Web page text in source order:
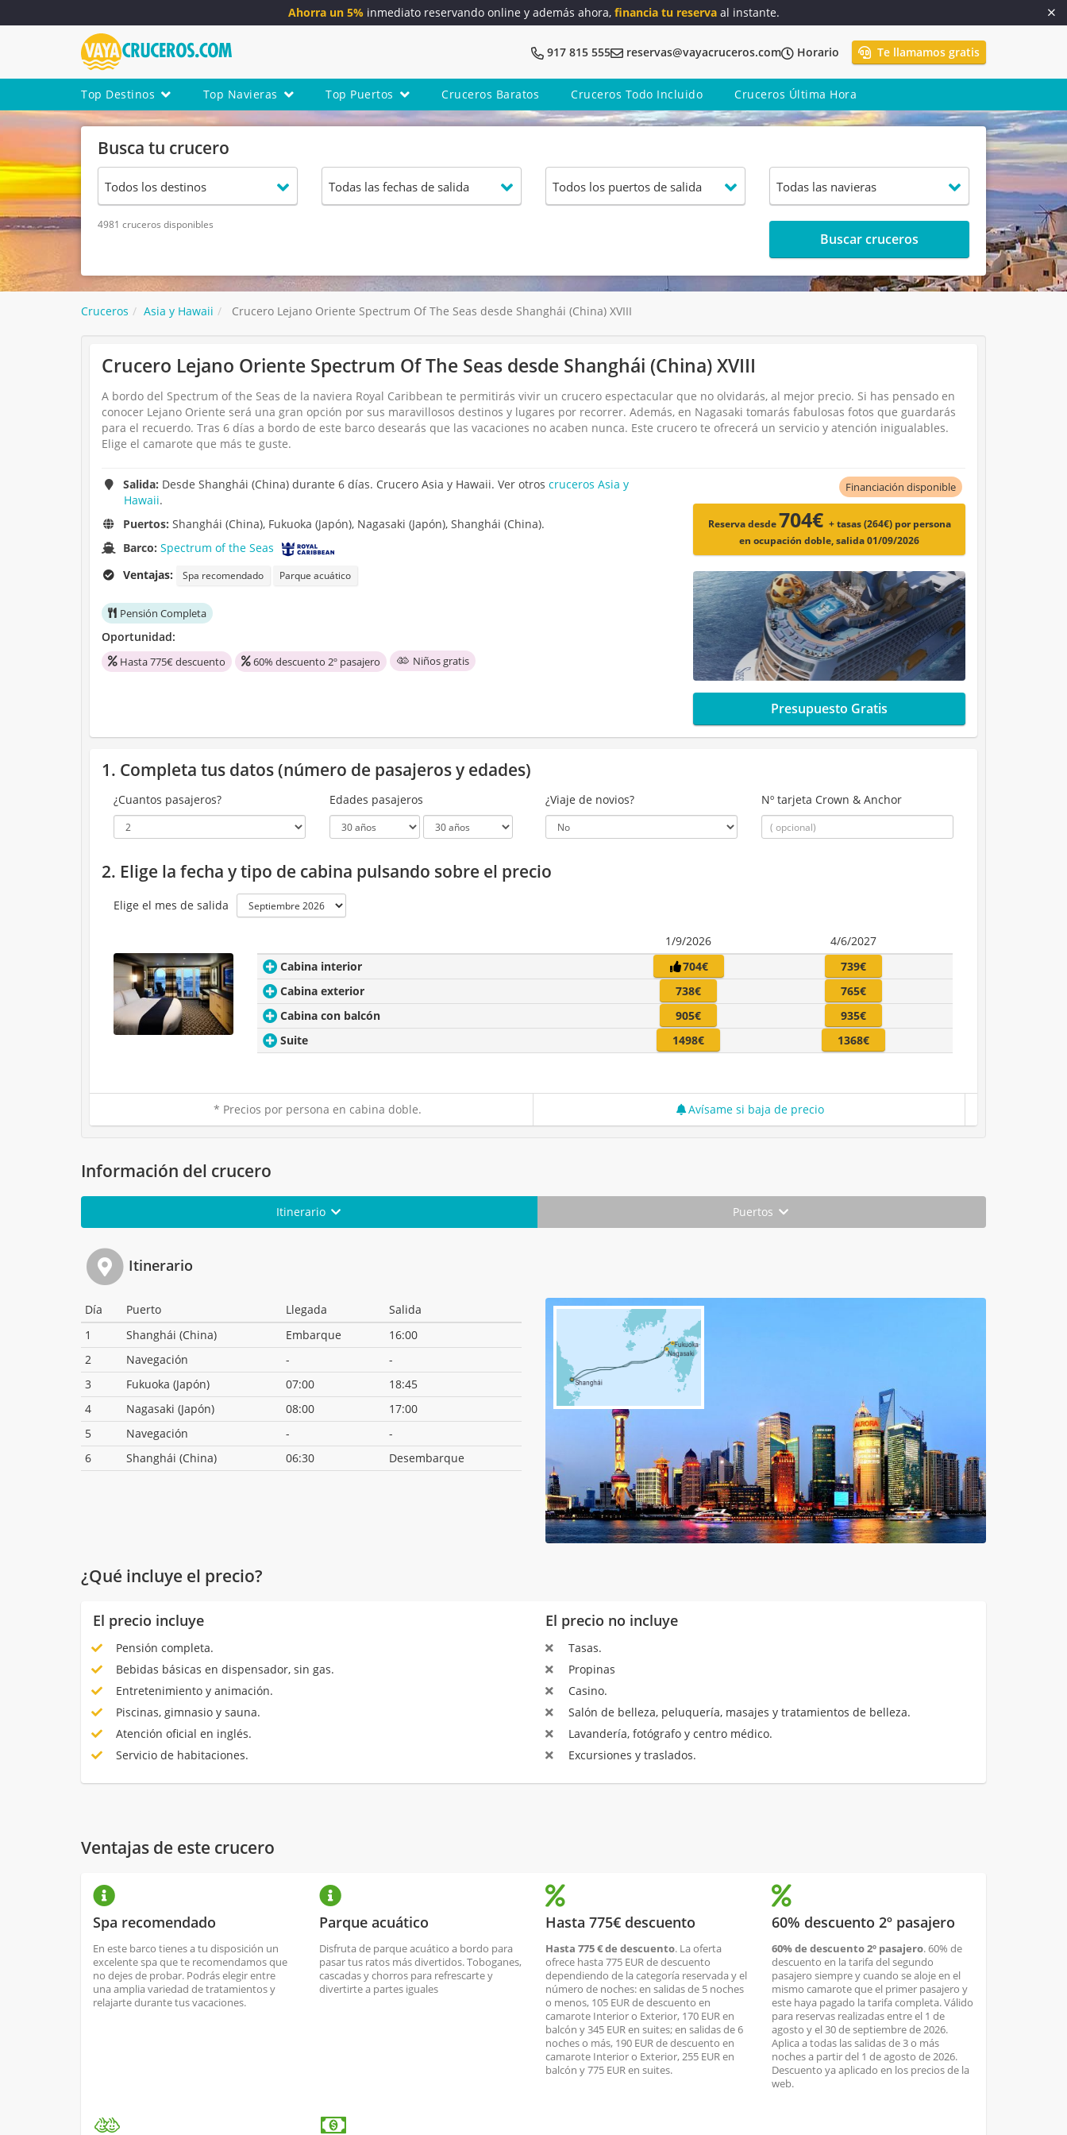
Ahorra un 5%inmediato reservando online y además ahora, financia tu reservaal instante.
917 815 555 reservas@vayacruceros.com Horario Te llamamos gratis
Top Destinos Top Navieras Top Puertos Cruceros Baratos Cruceros Todo Incluido Cruceros Última Hora
Busca tu crucero
4981 cruceros disponibles
Buscar cruceros
Cruceros Asia y Hawaii Crucero Lejano Oriente Spectrum Of The Seas desde Shanghái (China) XVIII
Crucero Lejano Oriente Spectrum Of The Seas desde Shanghái (China) XVIII
A bordo del Spectrum of the Seas de la naviera Royal Caribbean te permitirás vivir un crucero espectacular que no olvidarás, al mejor precio. Si has pensado en
conocer Lejano Oriente será una gran opción por sus maravillosos destinos y lugares por recorrer. Además, en Nagasaki tomarás fabulosas fotos que guardarás
para el recuerdo. Tras 6 días a bordo de este barco desearás que las vacaciones no acaben nunca. Este crucero te ofrecerá un servicio y atención inigualables.
Elige el camarote que más te guste.
Salida: Desde Shanghái (China) durante 6 días. Crucero Asia y Hawaii. Ver otroscruceros Asia y
Hawaii.
Puertos: Shanghái (China), Fukuoka (Japón), Nagasaki (Japón), Shanghái (China).
Barco:Spectrum of the Seas
Ventajas:
Spa recomendado Parque acuático
Pensión Completa
Oportunidad:
Hasta 775€ descuento 60% descuento 2º pasajero Niños gratis
Financiación disponible
Reserva desde704€ + tasas (264€) por persona
en ocupación doble, salida 01/09/2026
Presupuesto Gratis
1. Completa tus datos (número de pasajeros y edades)
¿Cuantos pasajeros? Edades pasajeros ¿Viaje de novios? Nº tarjeta Crown & Anchor
2. Elige la fecha y tipo de cabina pulsando sobre el precio
Elige el mes de salida
1/9/2026
4/6/2027
Cabina interior
704€
739€
Cabina exterior
738€
765€
Cabina con balcón
905€
935€
Suite
1498€ 1368€
* Precios por persona en cabina doble. Avísame si baja de precio
Información del crucero
Itinerario Puertos
Itinerario
Día Puerto Llegada
Salida
1
Shanghái (China) Embarque
16:00
2
Navegación -
-
3
Fukuoka (Japón) 07:00
18:45
4
Nagasaki (Japón) 08:00
17:00
5
Navegación -
-
6
Shanghái (China) 06:30 Desembarque
¿Qué incluye el precio?
El precio incluye
Pensión completa.
Bebidas básicas en dispensador, sin gas.
Entretenimiento y animación.
Piscinas, gimnasio y sauna.
Atención oficial en inglés.
Servicio de habitaciones.
El precio no incluye
Tasas.
Propinas
Casino.
Salón de belleza, peluquería, masajes y tratamientos de belleza.
Lavandería, fotógrafo y centro médico.
Excursiones y traslados.
Ventajas de este crucero
Spa recomendado
En este barco tienes a tu disposición un
excelente spa que te recomendamos que
no dejes de probar. Podrás elegir entre
una amplia variedad de tratamientos y
relajarte durante tus vacaciones.
Parque acuático
Disfruta de parque acuático a bordo para
pasar tus ratos más divertidos. Toboganes,
cascadas y chorros para refrescarte y
divertirte a partes iguales
Hasta 775€ descuento
Hasta 775 € de descuento. La oferta
ofrece hasta 775 EUR de descuento
dependiendo de la categoría reservada y el
número de noches: en salidas de 5 noches
o menos, 105 EUR de descuento en
camarote Interior o Exterior, 170 EUR en
balcón y 345 EUR en suites; en salidas de 6
noches o más, 190 EUR de descuento en
camarote Interior o Exterior, 255 EUR en
balcón y 775 EUR en suites.
60% descuento 2º pasajero
60% de descuento 2º pasajero. 60% de
descuento en la tarifa del segundo
pasajero siempre y cuando se aloje en el
mismo camarote que el primer pasajero y
este haya pagado la tarifa completa. Válido
para reservas realizadas entre el 1 de
agosto y el 30 de septiembre de 2026.
Aplica a todas las salidas de 3 o más
noches a partir del 1 de agosto de 2026.
Descuento ya aplicado en los precios de la
web.